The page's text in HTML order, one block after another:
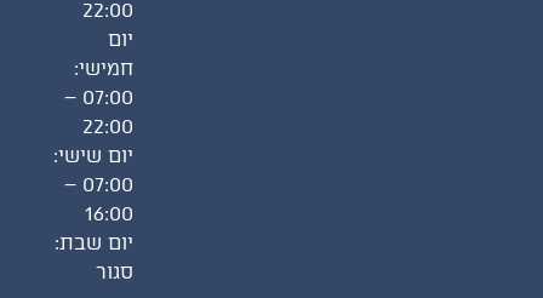
22:00
חמישי:
07:00 –
22:00
יום שישי:
07:00 –
16:00
יום שבת: